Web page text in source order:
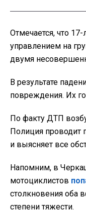
Отмечается, что
управлением на
двумя
В результате
повреждения. Их
По факту ДТП
Полиция проводит
и выясняет все
Напомним, в
мотоциклистов
столкновения оба
степени тяжести.